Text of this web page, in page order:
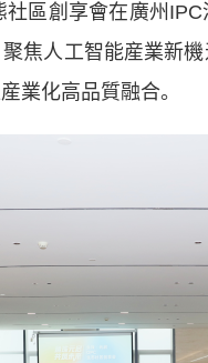
區創享會在廣州IPC
焦人工智能産業新
業化高品質融合。